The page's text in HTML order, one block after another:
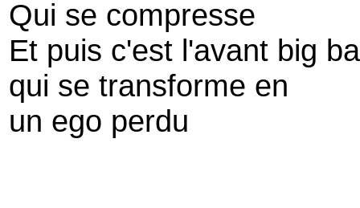
Qui se compresse
Et puis c'est l'avant big
qui se transforme en
un ego perdu